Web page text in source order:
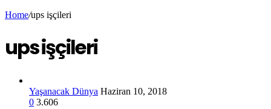
Home/ups işçileri
ups işçileri
Yaşanacak Dünya Haziran 10, 2018
0 3.606